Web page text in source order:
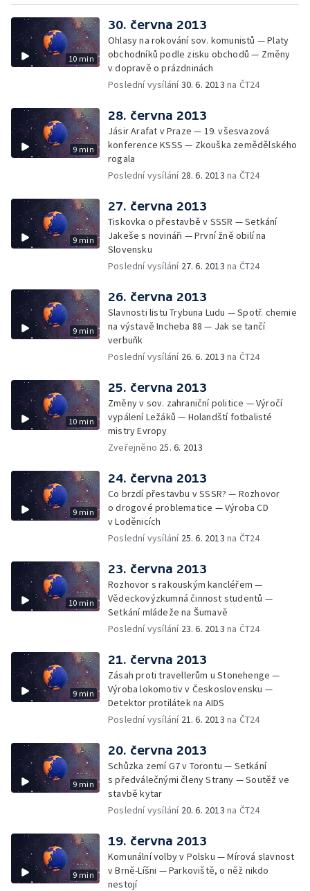
10 min
30. června 2013
Ohlasy na rokování sov. komunistů — Platy
obchodníků podle zisku obchodů — Změny
v dopravě o prázdninách
Poslední vysílání30. 6. 2013 na ČT24
9 min
28. června 2013
Jásir Arafat v Praze — 19. všesvazová
konference KSSS — Zkouška zemědělského
rogala
Poslední vysílání 28. 6. 2013 na ČT24
9 min
27. června 2013
Tiskovka o přestavbě v SSSR — Setkání
Jakeše s novináři — První žně obilí na
Slovensku
Poslední vysílání 27. 6. 2013 na ČT24
9 min
26. června 2013
Slavnosti listu Trybuna Ludu — Spotř. chemie
na výstavě Incheba 88 — Jak se tančí
verbuňk
Poslední vysílání 26. 6. 2013 na ČT24
10 min
25. června 2013
Změny v sov. zahraniční politice — Výročí
vypálení Ležáků — Holandští fotbalisté
mistry Evropy
Zveřejněno 25. 6. 2013
9 min
24. června 2013
Co brzdí přestavbu v SSSR? — Rozhovor
o drogové problematice — Výroba CD
v Loděnicích
Poslední vysílání 25. 6. 2013 na ČT24
10 min
23. června 2013
Rozhovor s rakouským kancléřem —
Vědeckovýzkumná činnost studentů —
Setkání mládeže na Šumavě
Poslední vysílání 23. 6. 2013 na ČT24
9 min
21. června 2013
Zásah proti travellerům u Stonehenge —
Výroba lokomotiv v Československu —
Detektor protilátek na AIDS
Poslední vysílání 21. 6. 2013 na ČT24
9 min
20. června 2013
Schůzka zemí G7 v Torontu — Setkání
s předválečnými členy Strany — Soutěž ve
stavbě kytar
Poslední vysílání 20. 6. 2013 na ČT24
9 min
19. června 2013
Komunální volby v Polsku — Mírová slavnost
v Brně-Líšni — Parkoviště, o něž nikdo
nestojí